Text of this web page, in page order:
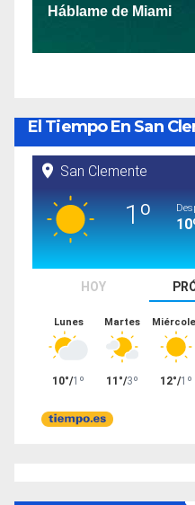
El Tiempo En San